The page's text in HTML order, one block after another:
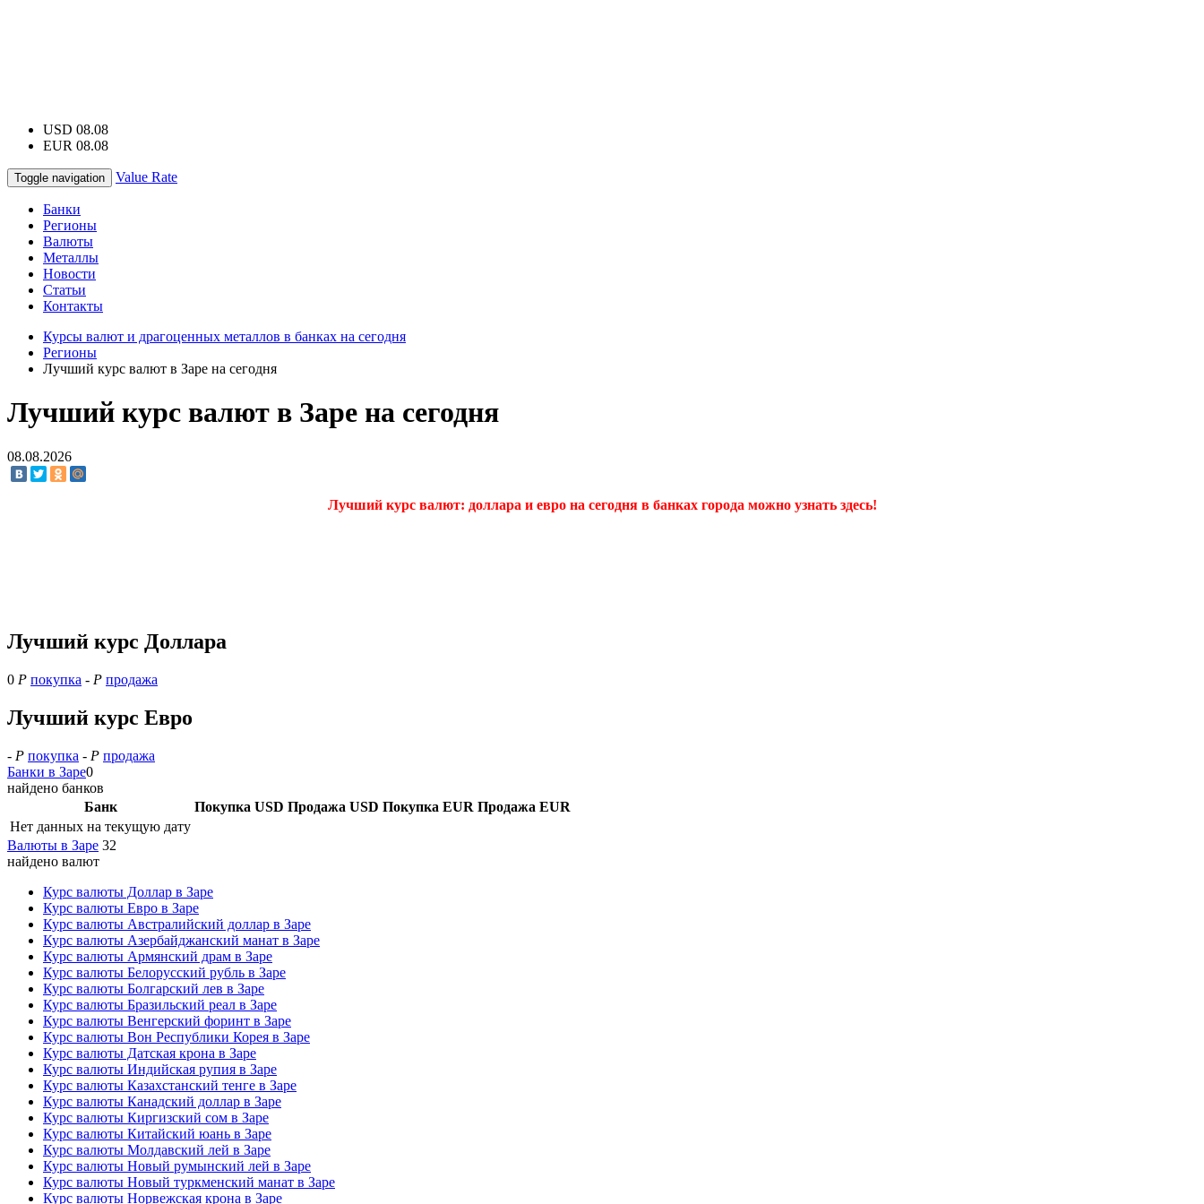
USD 08.08
EUR 08.08
Toggle navigation Value Rate
Банки
Регионы
Валюты
Металлы
Новости
Статьи
Контакты
Курсы валют и драгоценных металлов в банках на сегодня
Регионы
Лучший курс валют в Заре на сегодня
Лучший курс валют в Заре на сегодня
08.08.2026
Лучший курс валют: доллара и евро на сегодня в банках города можно узнать здесь!
Лучший курс Доллара
0 Р покупка - Р продажа
Лучший курс Евро
- Р покупка - Р продажа
Банки в Заре0
найдено банков
Банк
Покупка USD Продажа USD Покупка EUR Продажа EUR
Нет данных на текущую дату
Валюты в Заре 32
найдено валют
Курс валюты Доллар в Заре
Курс валюты Евро в Заре
Курс валюты Австралийский доллар в Заре
Курс валюты Азербайджанский манат в Заре
Курс валюты Армянский драм в Заре
Курс валюты Белорусский рубль в Заре
Курс валюты Болгарский лев в Заре
Курс валюты Бразильский реал в Заре
Курс валюты Венгерский форинт в Заре
Курс валюты Вон Республики Корея в Заре
Курс валюты Датская крона в Заре
Курс валюты Индийская рупия в Заре
Курс валюты Казахстанский тенге в Заре
Курс валюты Канадский доллар в Заре
Курс валюты Киргизский сом в Заре
Курс валюты Китайский юань в Заре
Курс валюты Молдавский лей в Заре
Курс валюты Новый румынский лей в Заре
Курс валюты Новый туркменский манат в Заре
Курс валюты Норвежская крона в Заре